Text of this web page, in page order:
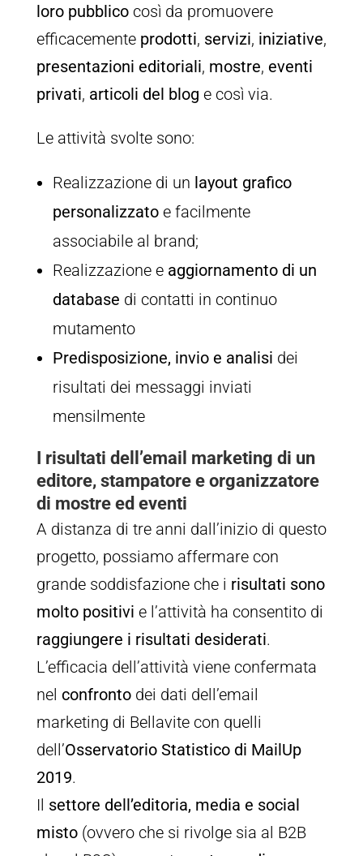
loro pubblicocosì da promuovere
efficacemente prodotti, servizi, iniziative,
presentazioni editoriali, mostre, eventi
privati, articoli del blog e così via.
Le attività svolte sono:
Realizzazione di un layout grafico
personalizzatoe facilmente
associabile al brand;
Realizzazione e aggiornamento di un
database di contatti in continuo
mutamento
Predisposizione, invio e analisi dei
risultati dei messaggi inviati
mensilmente
I risultati dell’email marketing di un
editore, stampatore e organizzatore
di mostre ed eventi
A distanza di tre anni dall’inizio di questo
progetto, possiamo affermare con
grande soddisfazione che i risultati sono
molto positivi e l’attività ha consentito di
raggiungere i risultati desiderati.
L’efficacia dell’attività viene confermata
nel confrontodei dati dell’email
marketing di Bellavite con quelli
dell’Osservatorio Statistico di MailUp
2019.
Il settore dell’editoria, media e social
misto(ovvero che si rivolge sia al B2B